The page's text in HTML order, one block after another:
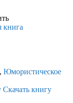
книга
, Юмористическое
Скачать книгу